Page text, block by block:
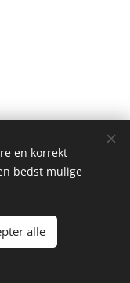
Cookies
en korrekt
bedst mulige
alle